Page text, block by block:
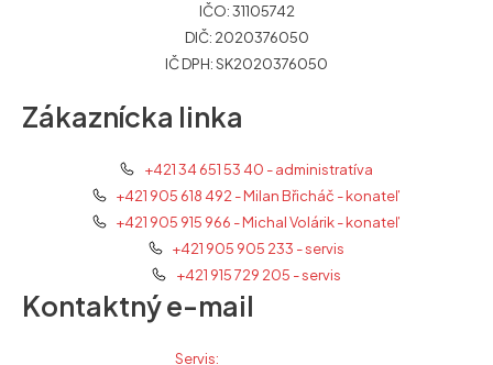
IČO: 31105742
DIČ: 2020376050
IČ DPH: SK2020376050
Zákaznícka linka
+421 34 651 53 40 - administratíva
+421 905 618 492 - Milan Břicháč - konateľ
+421 905 915 966 - Michal Volárik - konateľ
+421 905 905 233 - servis
+421 915 729 205 - servis
Kontaktný e-mail
Servis: